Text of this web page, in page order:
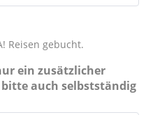
Reisen gebucht.
ein zusätzlicher
auch selbstständig